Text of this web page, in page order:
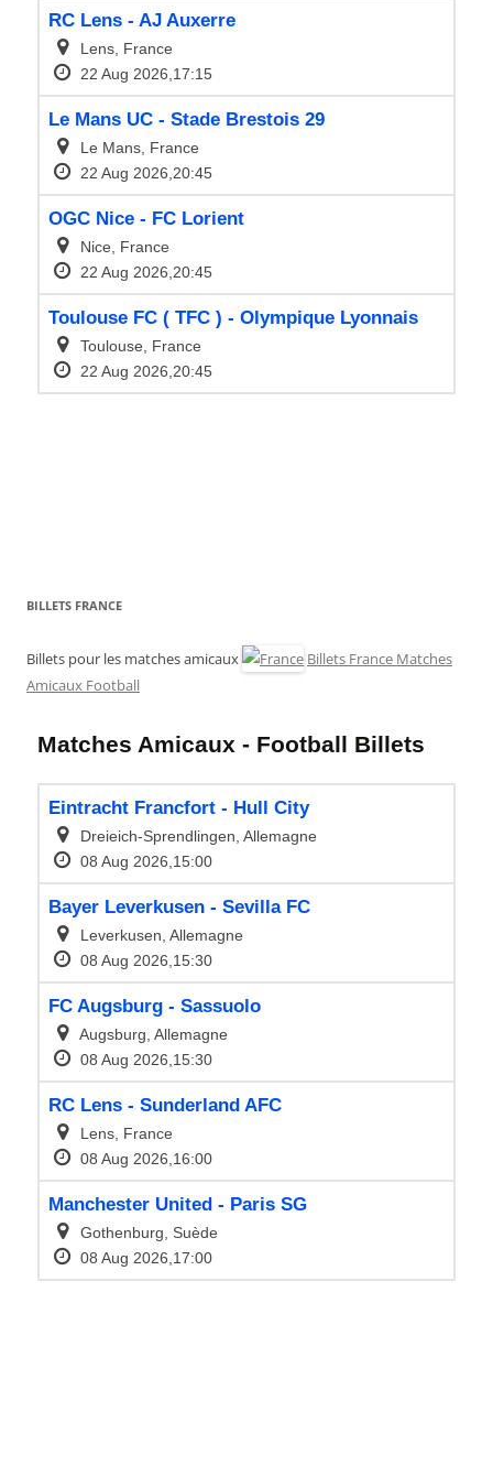
BILLETS FRANCE
Billets pour les matches amicaux
Billets France Matches
Amicaux Football